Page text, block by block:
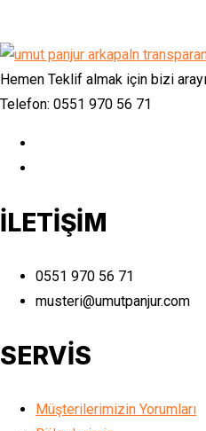
Hemen Teklif almak için bizi
Telefon: 0551 970 56 71
İLETİŞİM
0551 970 56 71
musteri@umutpanjur.com
SERVİS
Müşterilerimizin Yorumları